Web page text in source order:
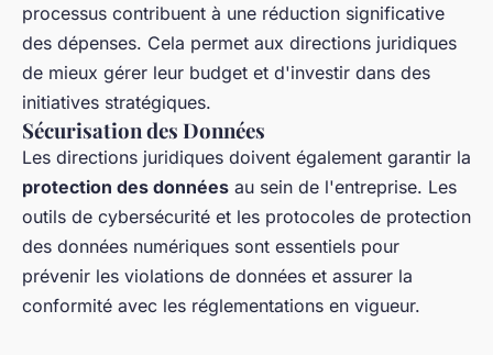
processus contribuent à une réduction significative
des dépenses. Cela permet aux directions juridiques
de mieux gérer leur budget et d'investir dans des
initiatives stratégiques.
Sécurisation des Données
Les directions juridiques doivent également garantir la
protection des données au sein de l'entreprise. Les
outils de cybersécurité et les protocoles de protection
des données numériques sont essentiels pour
prévenir les violations de données et assurer la
conformité avec les réglementations en vigueur.